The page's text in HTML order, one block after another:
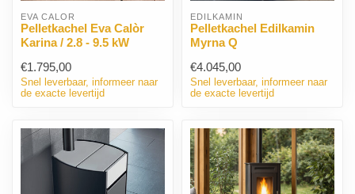
EVA CALÒR
Pelletkachel Eva Calòr
Karina / 2.8 - 9.5 kW
€1.795,00
Snel leverbaar, informeer naar
de exacte levertijd
EDILKAMIN
Pelletkachel Edilkamin
Myrna Q
€4.045,00
Snel leverbaar, informeer naar
de exacte levertijd